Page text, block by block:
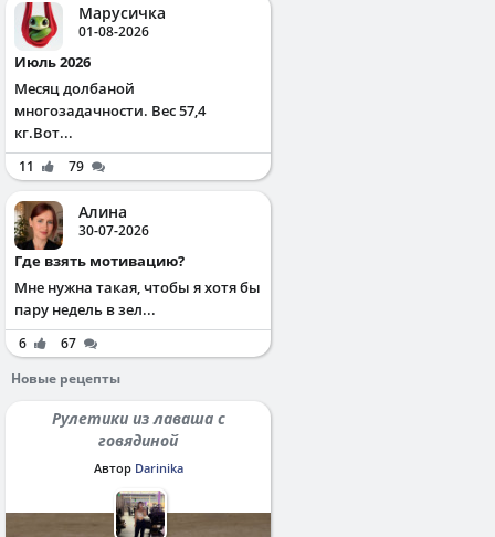
Марусичка
01-08-2026
Июль 2026
Месяц долбаной
многозадачности. Вес 57,4
кг.Вот...
11 79
Алина
30-07-2026
Где взять мотивацию?
Мне нужна такая, чтобы я хотя бы
пару недель в зел...
6
67
Новые рецепты
Рулетики из лаваша с
говядиной
Автор Darinika